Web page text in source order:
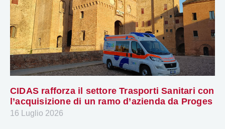
CIDAS rafforza il settore Trasporti Sanitari con
l’acquisizione di un ramo d’azienda da Proges
16 Luglio 2026